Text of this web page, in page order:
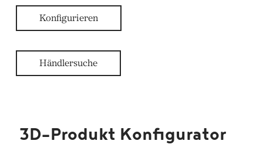
Konfigurieren
Händlersuche
3D-Produkt Konfigurator